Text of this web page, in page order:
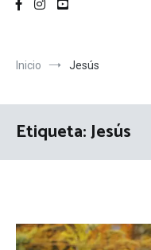
Inicio Jesús
Etiqueta:Jesús